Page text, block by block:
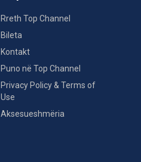
Rreth Top Channel
Bileta
Kontakt
Puno në Top Channel
Privacy Policy & Terms of
Use
Aksesueshmëria